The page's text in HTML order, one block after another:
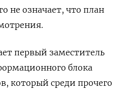
не означает, что план
первый заместитель
блока
который среди прочего